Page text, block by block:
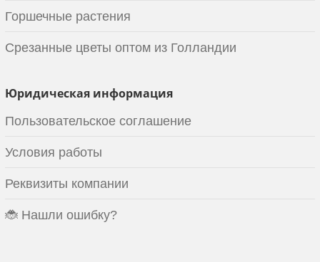
Горшечные растения
Срезанные цветы оптом из Голландии
Юридическая информация
Пользовательское соглашение
Условия работы
Реквизиты компании
🐞 Нашли ошибку?